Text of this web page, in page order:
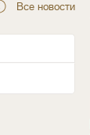
Все новости